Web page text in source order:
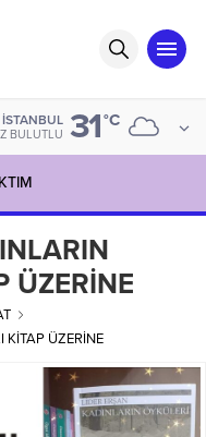
İSTANBUL
BULUTLU 31°C
ÜZERİNE
KİTAP ÜZERİNE